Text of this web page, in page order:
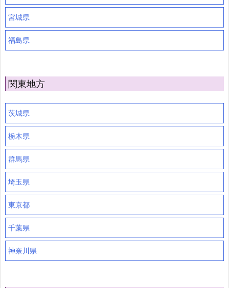
宮城県
福島県
関東地方
茨城県
栃木県
群馬県
埼玉県
東京都
千葉県
神奈川県